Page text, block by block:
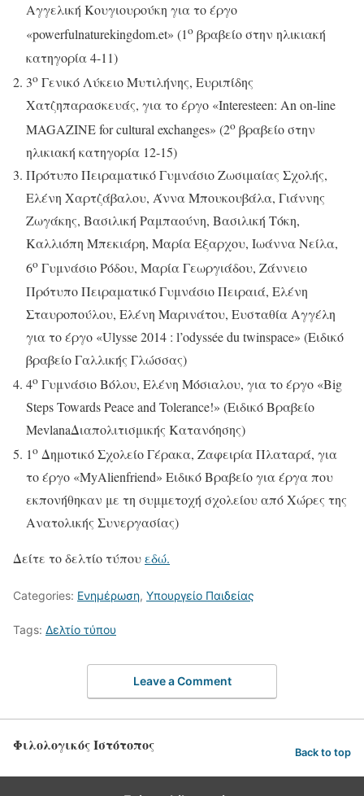
Αγγελική Κουγιουρούκη για το έργο
«powerfulnaturekingdom.et» (1ο βραβείο στην ηλικιακή
κατηγορία 4-11)
3ο Γενικό Λύκειο Μυτιλήνης, Ευριπίδης
Χατζηπαρασκευάς, για το έργο «Interesteen: An on-line
MAGAZINE for cultural exchanges» (2ο βραβείο στην
ηλικιακή κατηγορία 12-15)
Πρότυπο Πειραματικό Γυμνάσιο Ζωσιμαίας Σχολής,
Ελένη Χαρτζάβαλου, Άννα Μπουκουβάλα, Γιάννης
Ζωγάκης, Βασιλική Ραμπαούνη, Βασιλική Τόκη,
Καλλιόπη Μπεκιάρη, Μαρία Εξαρχου, Ιωάννα Νείλα,
6ο Γυμνάσιο Ρόδου, Μαρία Γεωργιάδου, Ζάννειο
Πρότυπο Πειραματικό Γυμνάσιο Πειραιά, Ελένη
Σταυροπούλου, Ελένη Μαρινάτου, Ευσταθία Αγγέλη
για το έργο «Ulysse 2014 : l’odyssée du twinspace» (Ειδικό
βραβείο Γαλλικής Γλώσσας)
4ο Γυμνάσιο Βόλου, Ελένη Μόσιαλου, για το έργο «Big
Steps Towards Peace and Tolerance!» (Ειδικό Βραβείο
MevlanaΔιαπολιτισμικής Κατανόησης)
1ο Δημοτικό Σχολείο Γέρακα, Ζαφειρία Πλαταρά, για
το έργο «MyAlienfriend» Ειδικό Βραβείο για έργα που
εκπονήθηκαν με τη συμμετοχή σχολείου από Χώρες της
Ανατολικής Συνεργασίας)
Δείτε το δελτίο τύπουεδώ.
Categories: Ενημέρωση, Υπουργείο Παιδείας
Tags: Δελτίο τύπου
Leave a Comment
Φιλολογικός Ιστότοπος Back to top